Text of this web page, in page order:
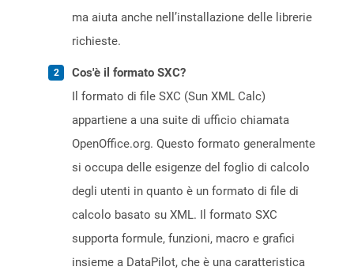
ma aiuta anche nell’installazione delle librerie
richieste.
Cos'è il formato SXC?
Il formato di file SXC (Sun XML Calc)
appartiene a una suite di ufficio chiamata
OpenOffice.org. Questo formato generalmente
si occupa delle esigenze del foglio di calcolo
degli utenti in quanto è un formato di file di
calcolo basato su XML. Il formato SXC
supporta formule, funzioni, macro e grafici
insieme a DataPilot, che è una caratteristica